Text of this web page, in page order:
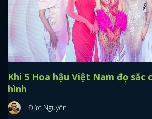
Khi 5 Hoa hậu Việt Nam đọ sắc
hình
Đức Nguyên